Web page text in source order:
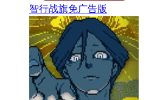
智行战旗免广告版